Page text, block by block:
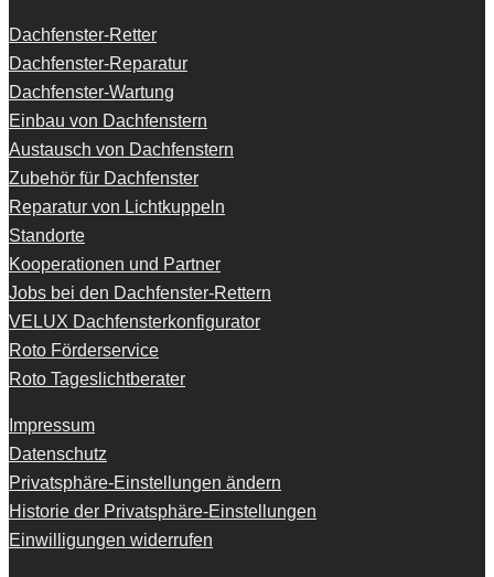
Dachfenster-Retter
Dachfenster-Reparatur
Dachfenster-Wartung
Einbau von Dachfenstern
Austausch von Dachfenstern
Zubehör für Dachfenster
Reparatur von Lichtkuppeln
Standorte
Kooperationen und Partner
Jobs bei den Dachfenster-Rettern
VELUX Dachfensterkonfigurator
Roto Förderservice
Roto Tageslichtberater
Impressum
Datenschutz
Privatsphäre-Einstellungen ändern
Historie der Privatsphäre-Einstellungen
Einwilligungen widerrufen